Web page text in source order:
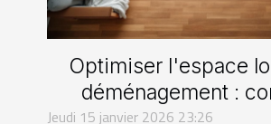
Optimiser l'espace
déménagement :
pratiques
Jeudi 15 janvier 2026 23:26